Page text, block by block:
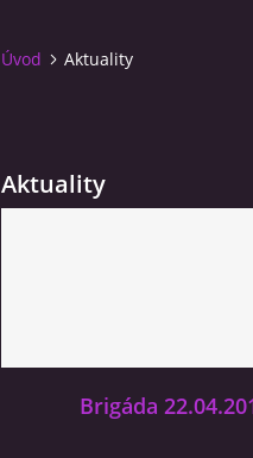
Úvod Aktuality
Aktuality
Brigáda